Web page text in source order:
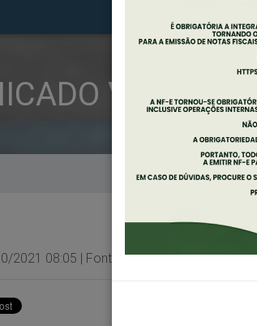
VOLTA
2021 08:05 | Fonte/Agência: Secretaria